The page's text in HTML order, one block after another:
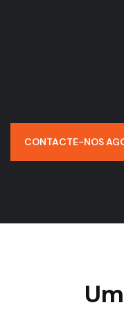
CONTACTE-NOS